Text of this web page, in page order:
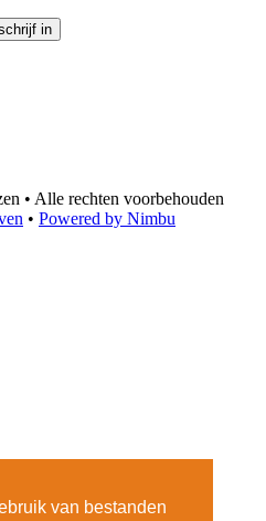
van bestanden
in
• Alle rechten voorbehouden
• Powered by Nimbu